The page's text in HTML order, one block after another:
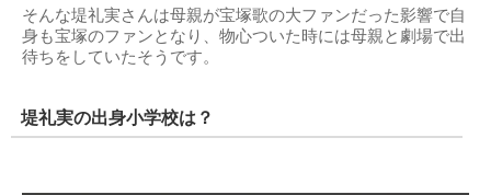
そんな堤礼実さんは母親が宝塚歌の大ファンだった影響で自
身も宝塚のファンとなり、物心ついた時には母親と劇場で出
待ちをしていたそうです。
堤礼実の出身小学校は？